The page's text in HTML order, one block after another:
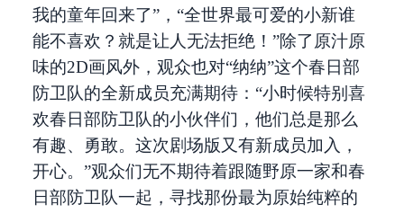
我的童年回来了”，“全世界最可爱的小新谁
能不喜欢？就是让人无法拒绝！”除了原汁原
味的2D画风外，观众也对“纳纳”这个春日部
防卫队的全新成员充满期待：“小时候特别喜
欢春日部防卫队的小伙伴们，他们总是那么
有趣、勇敢。这次剧场版又有新成员加入，
开心。​”观众们无不期待着跟随野原一家和春
日部防卫队一起，寻找那份最为原始纯粹的